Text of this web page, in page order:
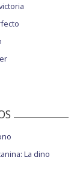
La dino